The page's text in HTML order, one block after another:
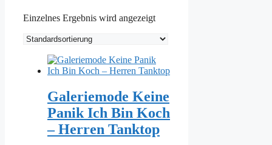
Einzelnes Ergebnis wird angezeigt
Galeriemode Keine
Panik Ich Bin Koch
– Herren Tanktop